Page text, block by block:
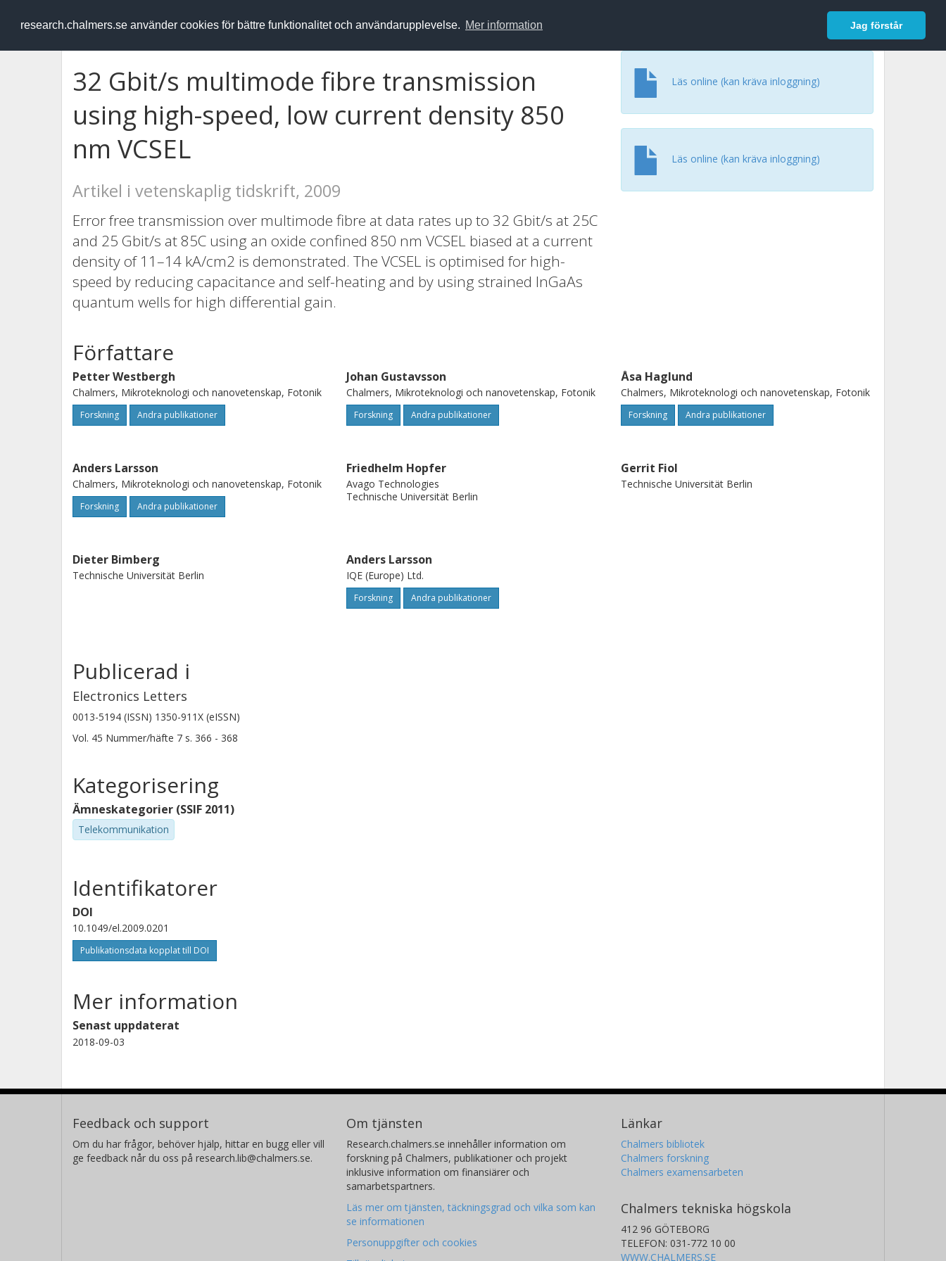
research.chalmers.se använder cookies för bättre funktionalitet och användarupplevelse. Mer information Jag förstår
RESEARCH.chalmers.se Logga in
32 Gbit/s multimode fibre transmission
using high-speed, low current density 850
nm VCSEL
Artikel i vetenskaplig tidskrift, 2009
Error free transmission over multimode fibre at data rates up to 32 Gbit/s at 25C
and 25 Gbit/s at 85C using an oxide confined 850 nm VCSEL biased at a current
density of 11–14 kA/cm2 is demonstrated. The VCSEL is optimised for high-
speed by reducing capacitance and self-heating and by using strained InGaAs
quantum wells for high differential gain.
Läs online (kan kräva inloggning)
Läs online (kan kräva inloggning)
Författare
Petter Westbergh
Chalmers, Mikroteknologi och nanovetenskap, Fotonik
Forskning Andra publikationer
Johan Gustavsson
Chalmers, Mikroteknologi och nanovetenskap, Fotonik
Forskning Andra publikationer
Åsa Haglund
Chalmers, Mikroteknologi och nanovetenskap, Fotonik
Forskning Andra publikationer
Anders Larsson
Chalmers, Mikroteknologi och nanovetenskap, Fotonik
Forskning Andra publikationer
Friedhelm Hopfer
Avago Technologies
Technische Universität Berlin
Gerrit Fiol
Technische Universität Berlin
Dieter Bimberg
Technische Universität Berlin
Anders Larsson
IQE (Europe) Ltd.
Forskning Andra publikationer
Publicerad i
Electronics Letters
0013-5194 (ISSN) 1350-911X (eISSN)
Vol. 45 Nummer/häfte 7 s. 366 - 368
Kategorisering
Ämneskategorier (SSIF 2011)
Telekommunikation
Identifikatorer
DOI
10.1049/el.2009.0201
Publikationsdata kopplat till DOI
Mer information
Senast uppdaterat
2018-09-03
Feedback och support
Om du har frågor, behöver hjälp, hittar en bugg eller vill
ge feedback når du oss på research.lib@chalmers.se.
Om tjänsten
Research.chalmers.se innehåller information om
forskning på Chalmers, publikationer och projekt
inklusive information om finansiärer och
samarbetspartners.
Läs mer om tjänsten, täckningsgrad och vilka som kan
se informationen
Personuppgifter och cookies
Länkar
Chalmers bibliotek
Chalmers forskning
Chalmers examensarbeten
Chalmers tekniska högskola
412 96 GÖTEBORG
TELEFON: 031-772 10 00
WWW.CHALMERS.SE